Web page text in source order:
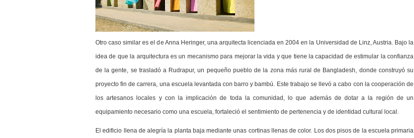
Otro caso similar es el de Anna Heringer, una arquitecta licenciada en 2004 en la Universidad de Linz, Austria. Bajo la
idea de que la arquitectura es un mecanismo para mejorar la vida y que tiene la capacidad de estimular la confianza
de la gente, se trasladó a Rudrapur, un pequeño pueblo de la zona más rural de Bangladesh, donde construyó su
proyecto fin de carrera, una escuela levantada con barro y bambú. Este trabajo se llevó a cabo con la cooperación de
los artesanos locales y con la implicación de toda la comunidad, lo que además de dotar a la región de un
equipamiento necesario como una escuela, fortaleció el sentimiento de pertenencia y de identidad cultural local.
El edificio llena de alegría la planta baja mediante unas cortinas llenas de color. Los dos pisos de la escuela primaria